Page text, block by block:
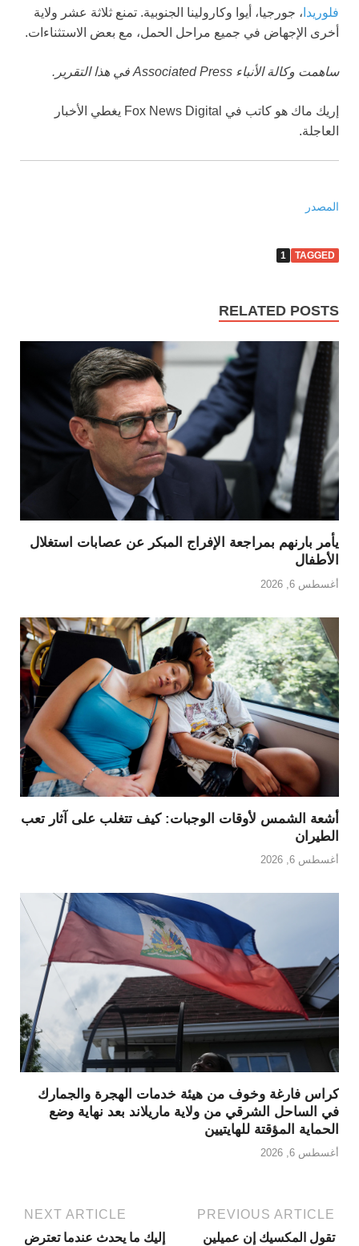
فلوريدا ، جورجيا، أيوا وكارولينا الجنوبية. تمنع ثلاثة عشر ولاية
أخرى الإجهاض في جميع مراحل الحمل، مع بعض الاستثناءات.
ساهمت وكالة الأنباء Associated Press في هذا التقرير.
إريك ماك هو كاتب في Fox News Digital يغطي الأخبار
العاجلة.
المصدر
TAGGED
1
RELATED POSTS
يأمر بارنهم بمراجعة الإفراج المبكر عن عصابات استغلال
الأطفال
أغسطس 6, 2026
أشعة الشمس لأوقات الوجبات: كيف تتغلب على آثار تعب
الطيران
أغسطس 6, 2026
كراس فارغة وخوف من هيئة خدمات الهجرة والجمارك
في الساحل الشرقي من ولاية ماريلاند بعد نهاية وضع
الحماية المؤقتة للهايتيين
أغسطس 6, 2026
PREVIOUS ARTICLE
تقول المكسيك إن عميلين
NEXT ARTICLE
إليك ما يحدث عندما تعترض